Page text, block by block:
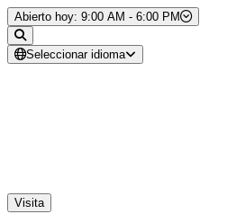
Saltar al contenido
Abierto hoy: 9:00 AM - 6:00 PM
Seleccionar idioma
Visita